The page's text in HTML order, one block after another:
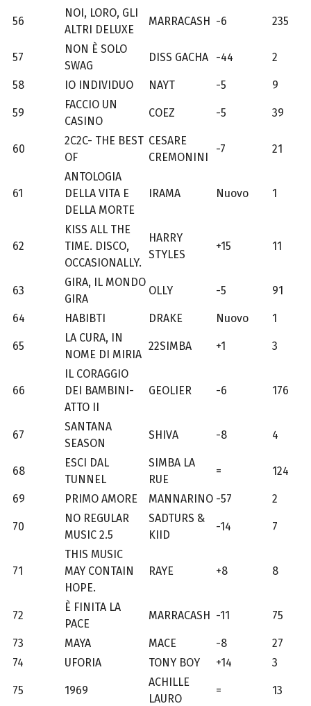
56
NOI, LORO, GLI
ALTRI DELUXE
MARRACASH -6 235
57
NON È SOLO
SWAG
DISS GACHA -44 2
58 IO INDIVIDUO NAYT -5 9
59
FACCIO UN
CASINO
COEZ -5 39
60
2C2C- THE BEST
OF
CESARE
CREMONINI
-7 21
61
ANTOLOGIA
DELLA VITA E
DELLA MORTE
IRAMA Nuovo 1
62
KISS ALL THE
TIME. DISCO,
OCCASIONALLY.
HARRY
STYLES
+15 11
63
GIRA, IL MONDO
GIRA
OLLY -5 91
64 HABIBTI DRAKE Nuovo 1
65
LA CURA, IN
NOME DI MIRIA
22SIMBA +1 3
66
IL CORAGGIO
DEI BAMBINI-
ATTO II
GEOLIER -6 176
67
SANTANA
SEASON
SHIVA -8 4
68
ESCI DAL
TUNNEL
SIMBA LA
RUE
= 124
69 PRIMO AMORE MANNARINO -57 2
70
NO REGULAR
MUSIC 2.5
SADTURS &
KIID
-14 7
71
THIS MUSIC
MAY CONTAIN
HOPE.
RAYE +8 8
72
È FINITA LA
PACE
MARRACASH -11 75
73 MAYA MACE -8
27
74
UFORIA TONY BOY +14 3
75 1969
ACHILLE
LAURO
= 13